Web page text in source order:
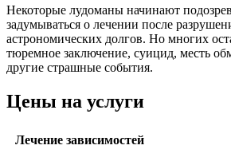
Некоторые лудоманы начинают
задумываться о лечении после
астрономических долгов. Но многих
тюремное заключение, суицид, месть
другие страшные события.
Цены на услуги
Лечение зависимостей